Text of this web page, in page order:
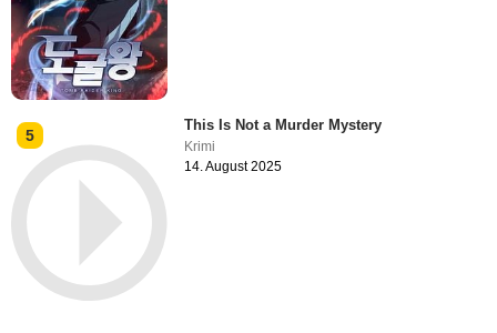
5
This Is Not a Murder Mystery
Krimi
14. August 2025